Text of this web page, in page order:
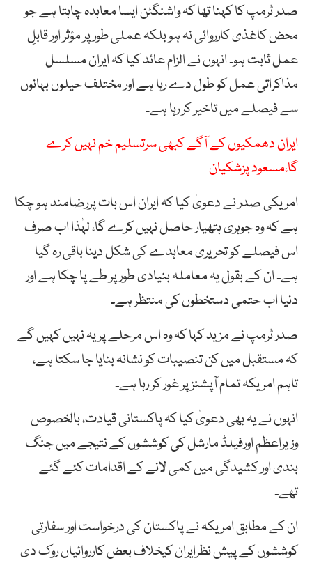
صدر ٹرمپ کا کہنا تھا کہ واشنگٹن ایسا معاہدہ چاہتا ہے جو
محض کاغذی کارروائی نہ ہو بلکہ عملی طور پر مؤثر اور قابلِ
عمل ثابت ہو۔ انہوں نے الزام عائد کیا کہ ایران مسلسل
مذاکراتی عمل کو طول دے رہا ہے اور مختلف حیلوں بہانوں
سے فیصلے میں تاخیر کر رہا ہے۔
ایران دھمکیوں کے آگے کبھی سرتسلیم خم نہیں کرے
گا،مسعود پزشکیان
امریکی صدر نے دعویٰ کیا کہ ایران اس بات پررضامند ہو چکا
ہے کہ وہ جوہری ہتھیار حاصل نہیں کرے گا، لہٰذا اب صرف
اس فیصلے کو تحریری معاہدے کی شکل دینا باقی رہ گیا
ہے۔ ان کے بقول یہ معاملہ بنیادی طور پر طے پا چکا ہے اور
دنیا اب حتمی دستخطوں کی منتظر ہے۔
صدر ٹرمپ نے مزید کہا کہ وہ اس مرحلے پر یہ نہیں کہیں گے
کہ مستقبل میں کن تنصیبات کو نشانہ بنایا جا سکتا ہے،
تاہم امریکہ تمام آپشنز پر غور کر رہا ہے۔
انہوں نے یہ بھی دعویٰ کیا کہ پاکستانی قیادت، بالخصوص
وزیراعظم اورفیلڈ مارشل کی کوششوں کے نتیجے میں جنگ
بندی اور کشیدگی میں کمی لانے کے اقدامات کئے گئے
تھے۔
ان کے مطابق امریکہ نے پاکستان کی درخواست اور سفارتی
کوششوں کے پیش نظرایران کیخلاف بعض کارروائیاں روک دی